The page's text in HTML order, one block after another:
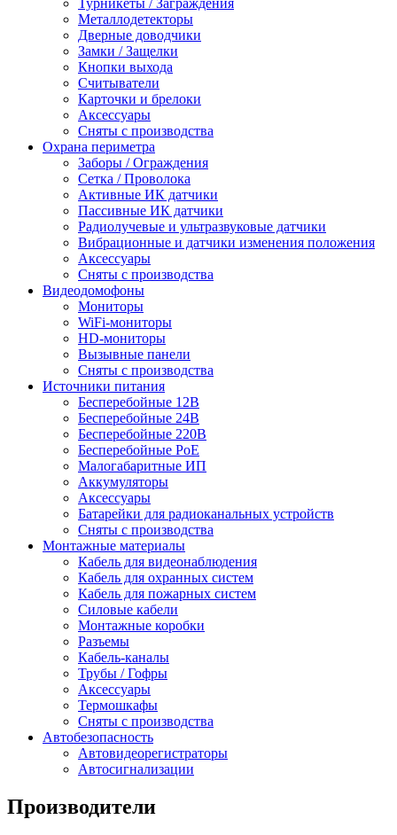
Металлодетекторы
Дверные доводчики
Замки / Защелки
Кнопки выхода
Считыватели
Карточки и брелоки
Аксессуары
Сняты с производства
Охрана периметра
Заборы / Ограждения
Сетка / Проволока
Активные ИК датчики
Пассивные ИК датчики
Радиолучевые и ультразвуковые датчики
Вибрационные и датчики изменения положения
Аксессуары
Сняты с производства
Видеодомофоны
Мониторы
WiFi-мониторы
HD-мониторы
Вызывные панели
Сняты с производства
Источники питания
Бесперебойные 12В
Бесперебойные 24В
Бесперебойные 220В
Бесперебойные PoE
Малогабаритные ИП
Аккумуляторы
Аксессуары
Батарейки для радиоканальных устройств
Сняты с производства
Монтажные материалы
Кабель для видеонаблюдения
Кабель для охранных систем
Кабель для пожарных систем
Силовые кабели
Монтажные коробки
Разъемы
Кабель-каналы
Трубы / Гофры
Аксессуары
Термошкафы
Сняты с производства
Автобезопасность
Автовидеорегистраторы
Автосигнализации
Производители